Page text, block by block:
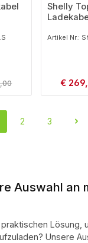
Preis:
Shelly
Artikel Nr.:
€
Seite
2
Seite
3
Auswahl an
Lösung,
Unsere